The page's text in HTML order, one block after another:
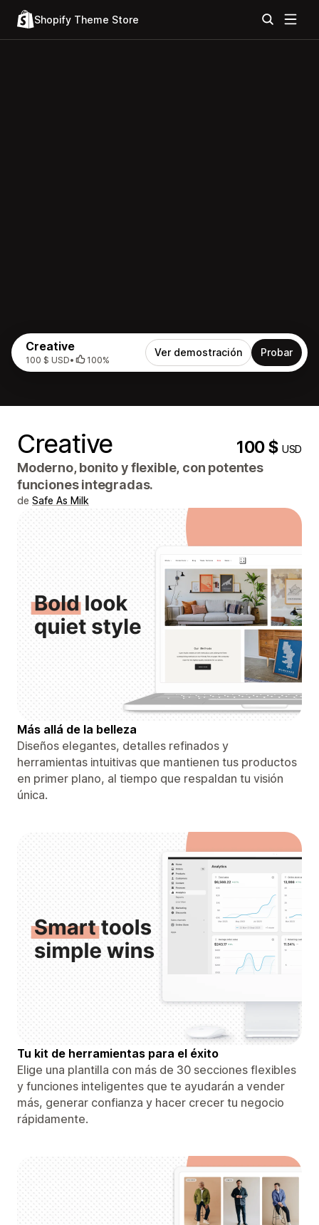
Shopify Theme Store
Creative
100 $ USD• 100%
Ver demostración Probar
Creative 100 $USD
Moderno, bonito y flexible, con potentes
funciones integradas.
de Safe As Milk
Más allá de la belleza
Diseños elegantes, detalles refinados y
herramientas intuitivas que mantienen tus productos
en primer plano, al tiempo que respaldan tu visión
única.
Tu kit de herramientas para el éxito
Elige una plantilla con más de 30 secciones flexibles
y funciones inteligentes que te ayudarán a vender
más, generar confianza y hacer crecer tu negocio
rápidamente.